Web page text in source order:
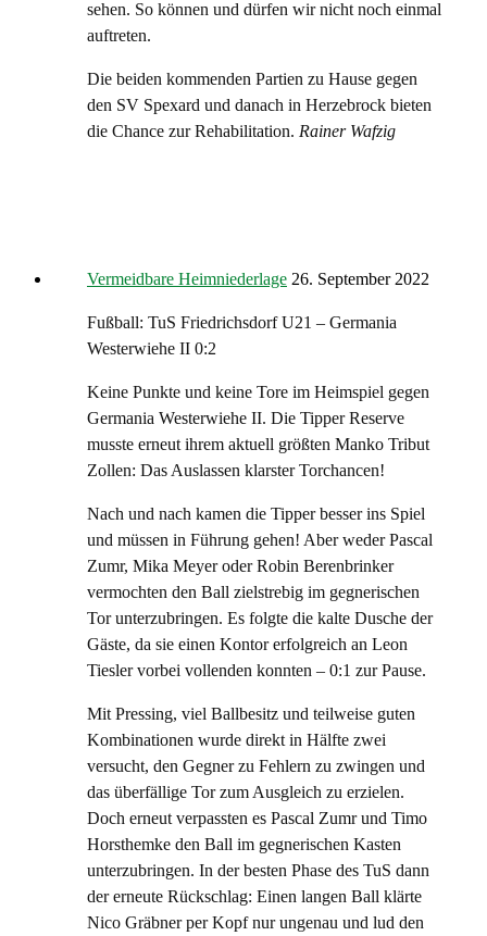
sehen. So können und dürfen wir nicht noch einmal
auftreten.
Die beiden kommenden Partien zu Hause gegen
den SV Spexard und danach in Herzebrock bieten
die Chance zur Rehabilitation. Rainer Wafzig
Vermeidbare Heimniederlage 26. September 2022
Fußball: TuS Friedrichsdorf U21 – Germania
Westerwiehe II 0:2
Keine Punkte und keine Tore im Heimspiel gegen
Germania Westerwiehe II. Die Tipper Reserve
musste erneut ihrem aktuell größten Manko Tribut
Zollen: Das Auslassen klarster Torchancen!
Nach und nach kamen die Tipper besser ins Spiel
und müssen in Führung gehen! Aber weder Pascal
Zumr, Mika Meyer oder Robin Berenbrinker
vermochten den Ball zielstrebig im gegnerischen
Tor unterzubringen. Es folgte die kalte Dusche der
Gäste, da sie einen Kontor erfolgreich an Leon
Tiesler vorbei vollenden konnten – 0:1 zur Pause.
Mit Pressing, viel Ballbesitz und teilweise guten
Kombinationen wurde direkt in Hälfte zwei
versucht, den Gegner zu Fehlern zu zwingen und
das überfällige Tor zum Ausgleich zu erzielen.
Doch erneut verpassten es Pascal Zumr und Timo
Horsthemke den Ball im gegnerischen Kasten
unterzubringen. In der besten Phase des TuS dann
der erneute Rückschlag: Einen langen Ball klärte
Nico Gräbner per Kopf nur ungenau und lud den